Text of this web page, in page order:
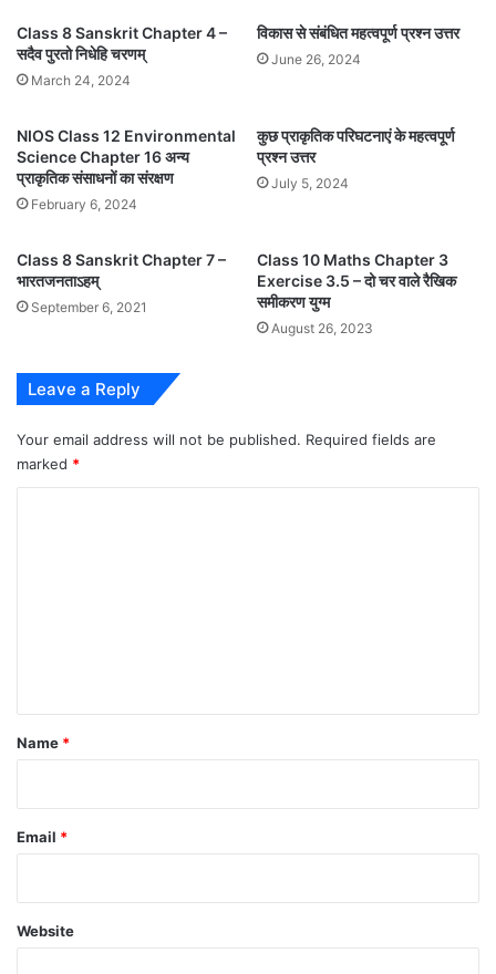
Class 8 Sanskrit Chapter 4 –
सदैव पुरतो निधेहि चरणम्
March 24, 2024
विकास से संबंधित महत्वपूर्ण प्रश्न उत्तर
June 26, 2024
NIOS Class 12 Environmental
Science Chapter 16 अन्य
प्राकृतिक संसाधनों का संरक्षण
February 6, 2024
कुछ प्राकृतिक परिघटनाएं के महत्वपूर्ण
प्रश्न उत्तर
July 5, 2024
Class 8 Sanskrit Chapter 7 –
भारतजनताऽहम्
September 6, 2021
Class 10 Maths Chapter 3
Exercise 3.5 – दो चर वाले रैखिक
समीकरण युग्म
August 26, 2023
Leave a Reply
Your email address will not be published. Required fields are
marked *
*
Name *
Email *
Website